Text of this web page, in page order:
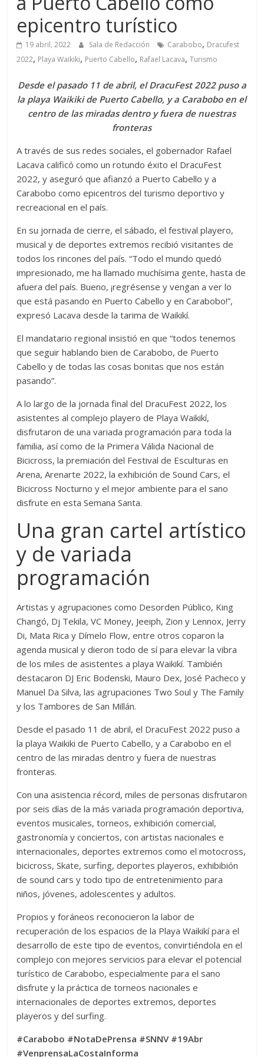
epicentro turístico
19 abril, 2022 Sala de Redacción Carabobo, Dracufest
2022, Playa Waikiki, Puerto Cabello, Rafael Lacava,Turismo
Desde el pasado 11 de abril, el DracuFest 2022 puso a
la playa Waikiki de Puerto Cabello, y a Carabobo en el
centro de las miradas dentro y fuera de nuestras
fronteras
A través de sus redes sociales, el gobernador Rafael
Lacava calificó como un rotundo éxito el DracuFest
2022, y aseguró que afianzó a Puerto Cabello y a
Carabobo como epicentros del turismo deportivo y
recreacional en el país.
En su jornada de cierre, el sábado, el festival playero,
musical y de deportes extremos recibió visitantes de
todos los rincones del país. “Todo el mundo quedó
impresionado, me ha llamado muchísima gente, hasta de
afuera del país. Bueno, ¡regrésense y vengan a ver lo
que está pasando en Puerto Cabello y en Carabobo!”,
expresó Lacava desde la tarima de Waikikí.
El mandatario regional insistió en que “todos tenemos
que seguir hablando bien de Carabobo, de Puerto
Cabello y de todas las cosas bonitas que nos están
pasando”.
A lo largo de la jornada final del DracuFest 2022, los
asistentes al complejo playero de Playa Waikikí,
disfrutaron de una variada programación para toda la
familia, así como de la Primera Válida Nacional de
Bicicross, la premiación del Festival de Esculturas en
Arena, Arenarte 2022, la exhibición de Sound Cars, el
Bicicross Nocturno y el mejor ambiente para el sano
disfrute en esta Semana Santa.
Una gran cartel artístico
y de variada
programación
Artistas y agrupaciones como Desorden Público, King
Changó, Dj Tekila, VC Money, Jeeiph, Zion y Lennox, Jerry
Di, Mata Rica y Dímelo Flow, entre otros coparon la
agenda musical y dieron todo de sí para elevar la vibra
de los miles de asistentes a playa Waikikí. También
destacaron DJ Eric Bodenski, Mauro Dex, José Pacheco y
Manuel Da Silva, las agrupaciones Two Soul y The Family
y los Tambores de San Millán.
Desde el pasado 11 de abril, el DracuFest 2022 puso a
la playa Waikiki de Puerto Cabello, y a Carabobo en el
centro de las miradas dentro y fuera de nuestras
fronteras.
Con una asistencia récord, miles de personas disfrutaron
por seis días de la más variada programación deportiva,
eventos musicales, torneos, exhibición comercial,
gastronomía y conciertos, con artistas nacionales e
internacionales, deportes extremos como el motocross,
bicicross, Skate, surfing, deportes playeros, exhibibión
de sound cars y todo tipo de entretenimiento para
niños, jóvenes, adolescentes y adultos.
Propios y foráneos reconocieron la labor de
recuperación de los espacios de la Playa Waikikí para el
desarrollo de este tipo de eventos, convirtiéndola en el
complejo con mejores servicios para elevar el potencial
turístico de Carabobo, especialmente para el sano
disfrute y la práctica de torneos nacionales e
internacionales de deportes extremos, deportes
playeros y del surfing.
#Carabobo #NotaDePrensa #SNNV #19Abr
#VenprensaLaCostaInforma